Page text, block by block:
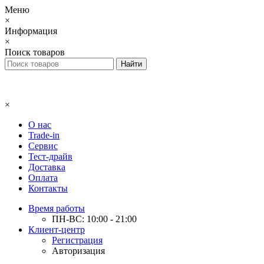
Меню
×
Информация
×
Поиск товаров
×
О нас
Trade-in
Сервис
Тест-драйв
Доставка
Оплата
Контакты
Время работы
ПН-ВС: 10:00 - 21:00
Клиент-центр
Регистрация
Авторизация